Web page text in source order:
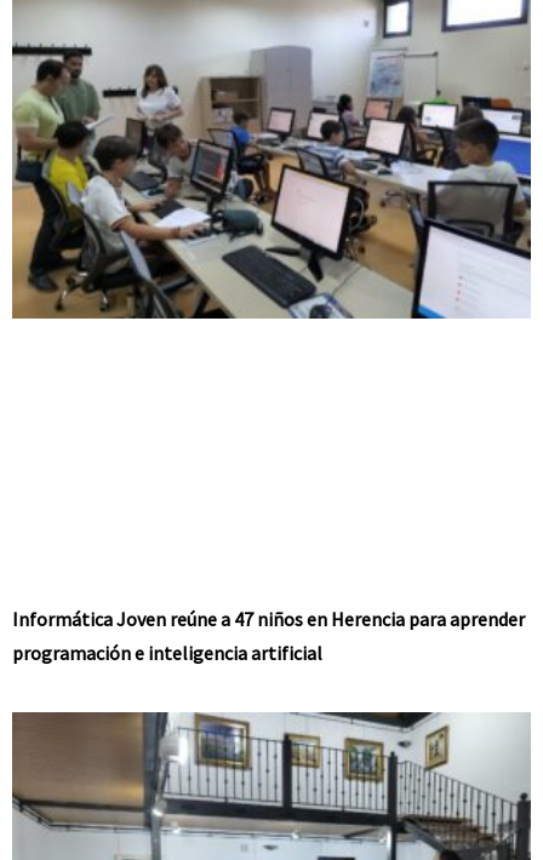
Informática Joven reúne a 47 niños en Herencia para aprender
programación e inteligencia artificial